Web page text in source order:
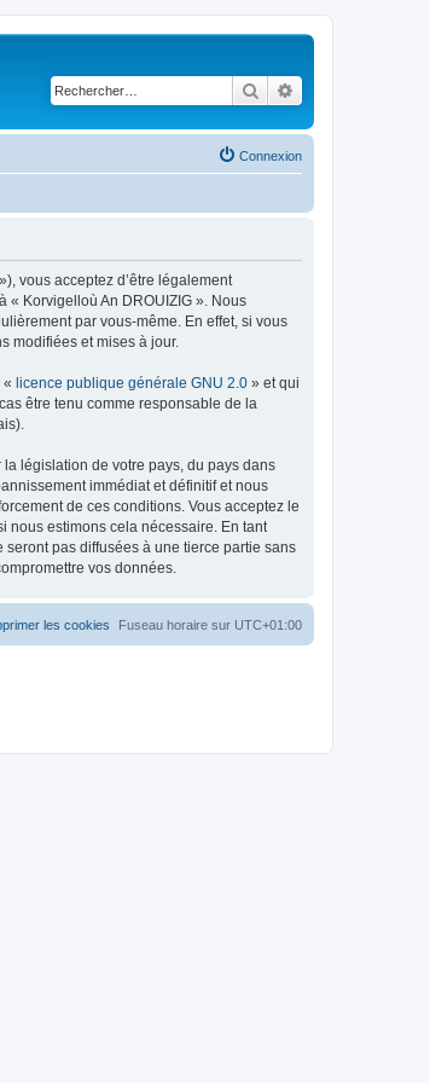
Rechercher
Connexion
vous acceptez d’être légalement
« Korvigelloù An DROUIZIG ». Nous
par vous-même. En effet, si vous
modifiées et mises à jour.
« licence publique générale GNU 2.0 » et qui
être tenu comme responsable de la
législation de votre pays, du pays dans
immédiat et définitif et nous
de ces conditions. Vous acceptez le
nous estimons cela nécessaire. En tant
pas diffusées à une tierce partie sans
vos données.
Fuseau horaire sur UTC+01:00
les cookies